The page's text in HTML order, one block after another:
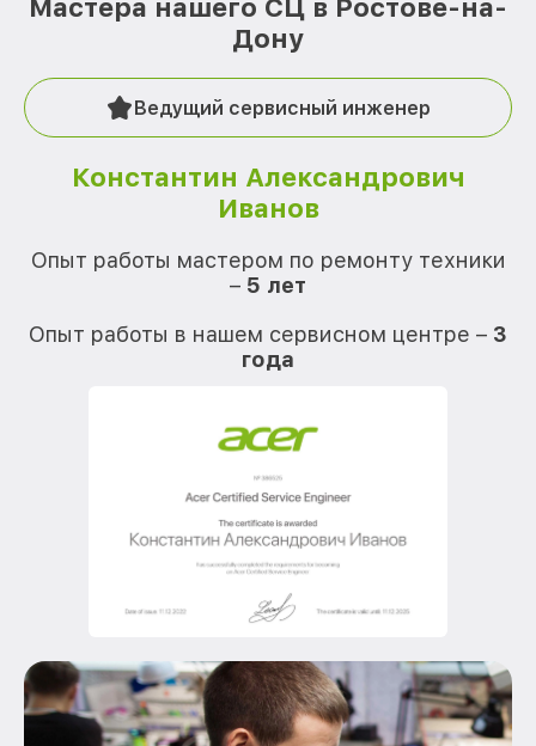
Мастера нашего СЦ в Ростове-на-
Дону
Ведущий сервисный инженер
Константин Александрович
Иванов
Опыт работы мастером по ремонту техники
– 5 лет
Опыт работы в нашем сервисном центре – 3
года